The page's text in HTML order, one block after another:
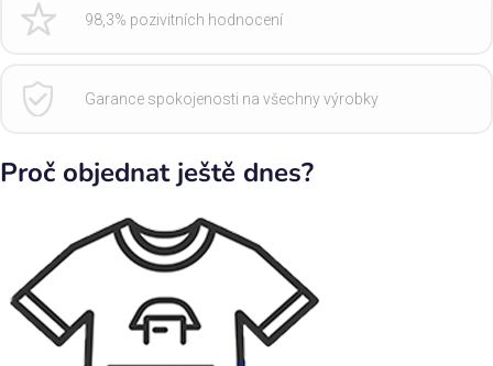
98,3% pozivitních hodnocení
Garance spokojenosti na všechny výrobky
Proč objednat ještě dnes?